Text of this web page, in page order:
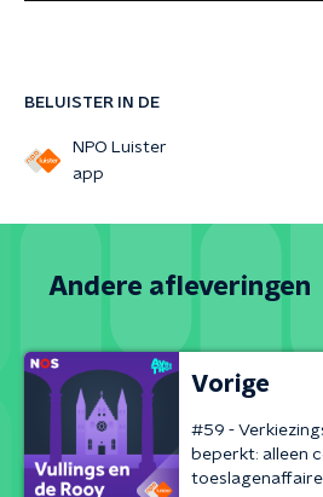
BELUISTER IN DE
NPO Luister
app
Andere afleveringen
Vorige
#59 -
beperkt: alleen